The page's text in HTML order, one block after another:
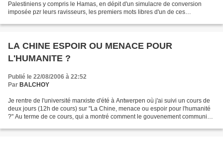
Palestiniens y compris le Hamas, en dépit d'un simulacre de conversion
imposée pzr leurs ravisseurs, les premiers mots libres d'un de ces
LA CHINE ESPOIR OU MENACE POUR
L'HUMANITE ?
Publié le 22/08/2006 à 22:52
Par BALCHOY
Je rentre de l'université marxiste d'été à Antwerpen où j'ai suivi un cours de
deux jours (12h de cours) sur "La Chine, menace ou espoir pour l'humanité
?" Au terme de ce cours, qui a montré comment le gouvenement communiste